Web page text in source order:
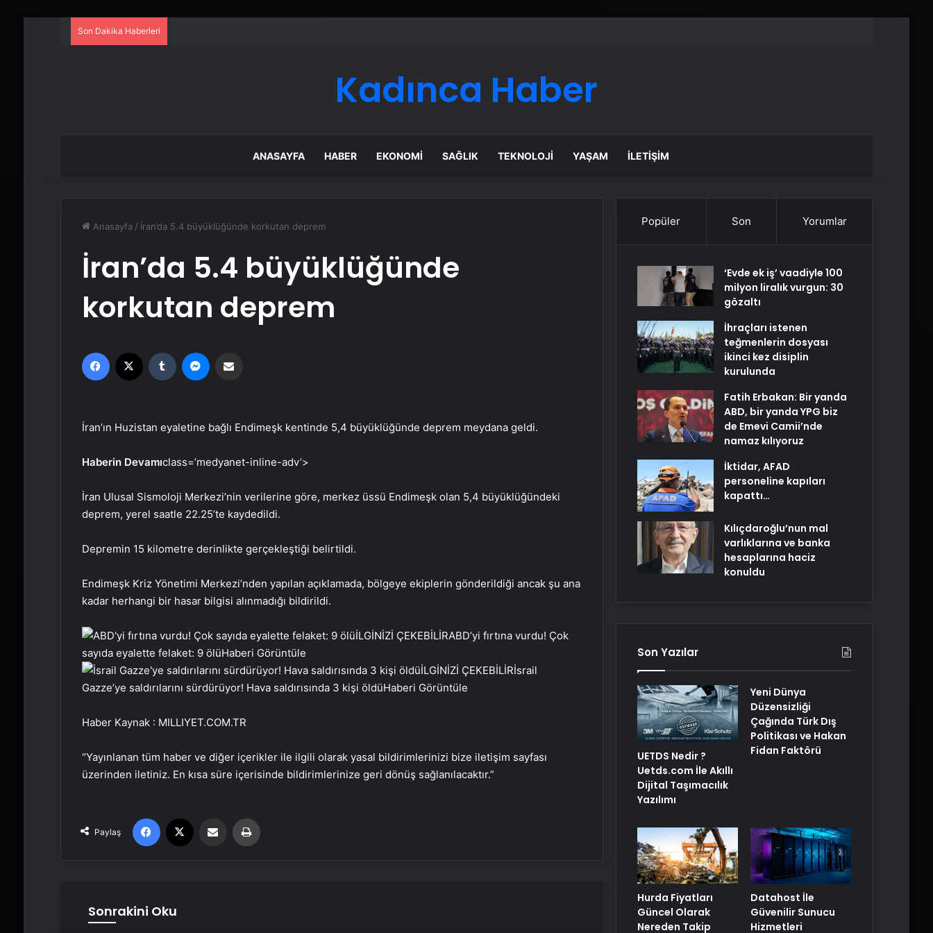
Son Dakika Haberleri
Kadınca Haber
ANASAYFA HABER EKONOMI SAĞLIK TEKNOLOJI YAŞAM İLETIŞIM
Anasayfa / İran’da 5.4 büyüklüğünde korkutan deprem
İran’da 5.4 büyüklüğünde
korkutan deprem
Facebook Tumblr
İran’ın Huzistan eyaletine bağlı Endimeşk kentinde 5,4 büyüklüğünde deprem meydana geldi.
Haberin Devamıclass=’medyanet-inline-adv’>
İran Ulusal Sismoloji Merkezi’nin verilerine göre, merkez üssü Endimeşk olan 5,4 büyüklüğündeki
deprem, yerel saatle 22.25’te kaydedildi.
Depremin 15 kilometre derinlikte gerçekleştiği belirtildi.
Endimeşk Kriz Yönetimi Merkezi’nden yapılan açıklamada, bölgeye ekiplerin gönderildiği ancak şu ana
kadar herhangi bir hasar bilgisi alınmadığı bildirildi.
İLGİNİZİ ÇEKEBİLİRABD’yi fırtına vurdu! Çok
sayıda eyalette felaket: 9 ölüHaberi Görüntüle
İLGİNİZİ ÇEKEBİLİRİsrail
Gazze’ye saldırılarını sürdürüyor! Hava saldırısında 3 kişi öldüHaberi Görüntüle
Haber Kaynak : MILLIYET.COM.TR
“Yayınlanan tüm haber ve diğer içerikler ile ilgili olarak yasal bildirimlerinizi bize iletişim sayfası
üzerinden iletiniz. En kısa süre içerisinde bildirimlerinize geri dönüş sağlanılacaktır.”
Paylaş
Facebook Email'den paylaş
Sonrakini Oku
Reklam Ajansı, SEO Ajansı ve Web
Tasarım Ajansı
Popüler Son Yorumlar
‘Evde ek iş’ vaadiyle 100
milyon liralık vurgun: 30
gözaltı
İhraçları istenen
teğmenlerin dosyası
ikinci kez disiplin
kurulunda
Fatih Erbakan: Bir yanda
ABD, bir yanda YPG biz
de Emevi Camii’nde
namaz kılıyoruz
İktidar, AFAD
personeline kapıları
kapattı…
Kılıçdaroğlu’nun mal
varlıklarına ve banka
hesaplarına haciz
konuldu
Son Yazılar
UETDS Nedir ?
Uetds.com İle Akıllı
Dijital Taşımacılık
Yazılımı
Yeni Dünya
Düzensizliği
Çağında Türk Dış
Politikası ve Hakan
Fidan Faktörü
Hurda Fiyatları
Güncel Olarak
Nereden Takip
Datahost İle
Güvenilir Sunucu
Hizmetleri